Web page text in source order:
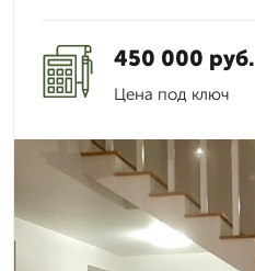
450 000 руб.
Цена под ключ